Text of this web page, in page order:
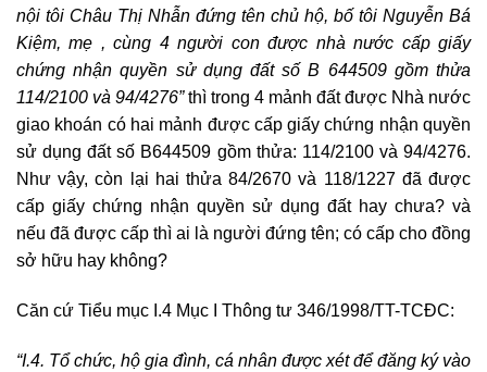
nội tôi Châu Thị Nhẫn đứng tên chủ hộ, bố tôi Nguyễn Bá
Kiệm, mẹ , cùng 4 người con được nhà nước cấp giấy
chứng nhận quyền sử dụng đất số B 644509 gồm thửa
114/2100 và 94/4276”thì trong 4 mảnh đất được Nhà nước
giao khoán có hai mảnh được cấp giấy chứng nhận quyền
sử dụng đất số B644509 gồm thửa: 114/2100 và 94/4276.
Như vậy, còn lại hai thửa 84/2670 và 118/1227 đã được
cấp giấy chứng nhận quyền sử dụng đất hay chưa? và
nếu đã được cấp thì ai là người đứng tên; có cấp cho đồng
sở hữu hay không?
Căn cứ Tiểu mục I.4 Mục I Thông tư 346/1998/TT-TCĐC:
“I.4. Tổ chức, hộ gia đình, cá nhân được xét để đăng ký vào